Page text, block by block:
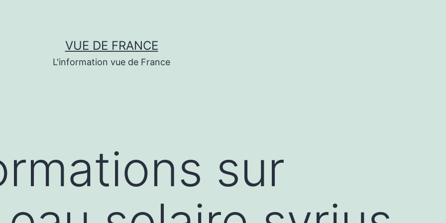
VUE DE FRANCE
L'information vue de France
sur